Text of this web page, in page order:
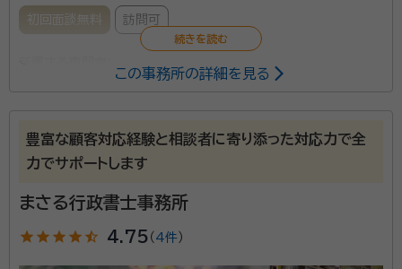
初回面談無料 訪問可
経歴： 宮城県仙台第二高等学校卒業 早稲田大学法学部卒業
駅から徒歩6分ほどのところにあります。主な業務内容
としては、遺言原案作成サポートや相続手続きのサポー
この事務所の詳細を見る
豊富な顧客対応経験と相談者に寄り添った対応力で全
力でサポートします
まさる行政書士事務所
star star star star star_half 4.75 （ 4件 ）